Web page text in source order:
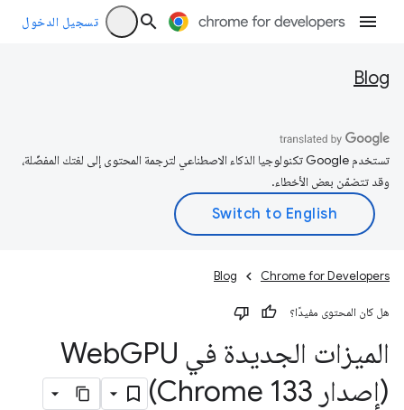
تسجيل الدخول
Blog
تستخدم Google تكنولوجيا الذكاء الاصطناعي لترجمة المحتوى إلى لغتك المفضّلة،
وقد تتضمّن بعض الأخطاء.
Chrome for Developers
Blog
هل كان المحتوى مفيدًا؟
الميزات الجديدة في Web GPU
(إصدار Chrome 133)